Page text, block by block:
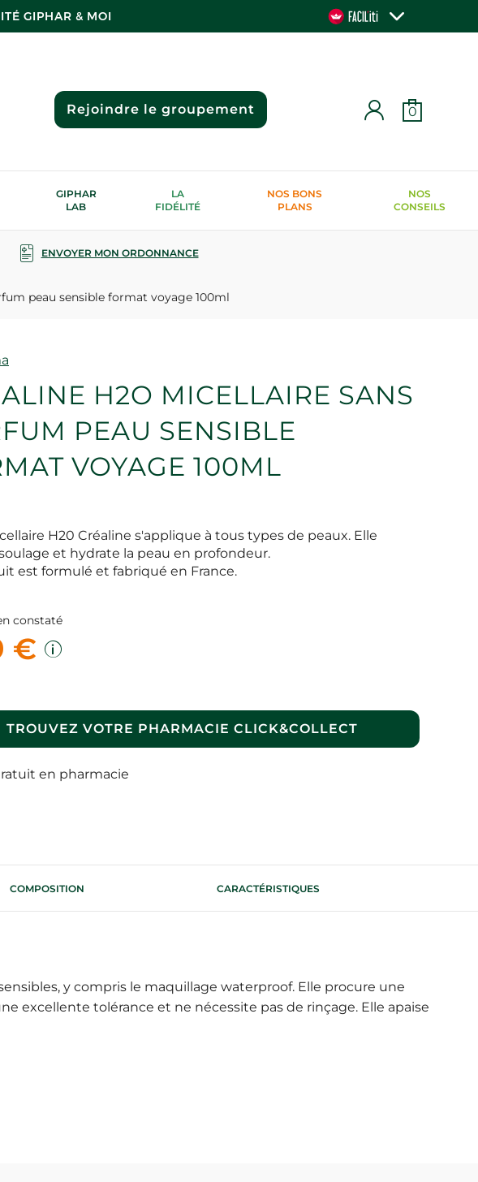
GIPHAR & MOI
Rejoindre le groupement 0
GIPHAR
LAB
LA
FIDÉLITÉ
NOS BONS
PLANS
NOS
CONSEILS
ENVOYER MON ORDONNANCE
peau sensible format voyage 100ml
H2O MICELLAIRE SANS
PEAU SENSIBLE
VOYAGE 100ML
H20 Créaline s'applique à tous types de peaux. Elle
et hydrate la peau en profondeur.
est formulé et fabriqué en France.
constaté
€
TROUVEZ VOTRE PHARMACIE CLICK&COLLECT
en pharmacie
COMPOSITION CARACTÉRISTIQUES
y compris le maquillage waterproof. Elle procure une
excellente tolérance et ne nécessite pas de rinçage. Elle apaise